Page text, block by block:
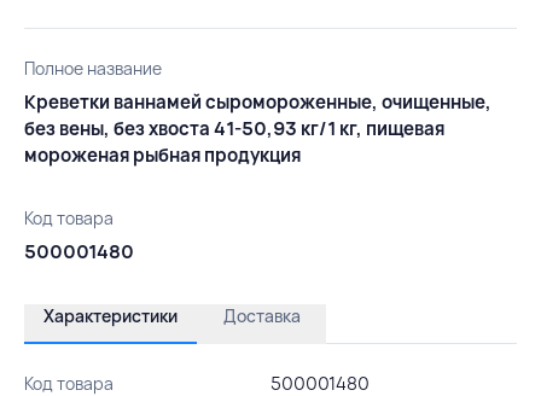
Полное название
Креветки ваннамей сыромороженные, очищенные,
без вены, без хвоста 41-50,93 кг/1 кг, пищевая
мороженая рыбная продукция
Код товара
500001480
Характеристики Доставка
Код товара 500001480